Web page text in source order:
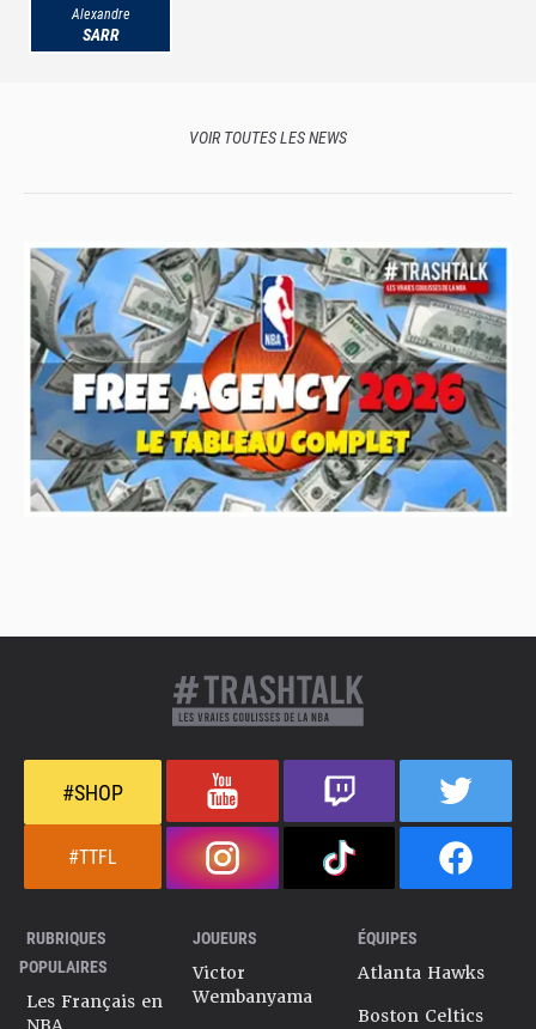
Alexandre
SARR
VOIR TOUTES LES NEWS
#SHOP
#TTFL
RUBRIQUES
POPULAIRES
Les Français en
JOUEURS
Victor
Wembanyama
ÉQUIPES
Atlanta Hawks
Boston Celtics